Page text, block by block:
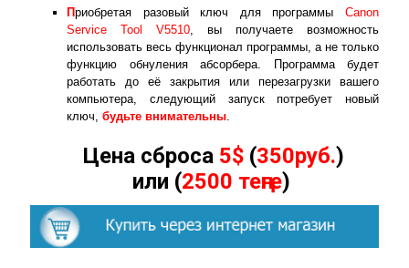
Приобретая разовый ключ для программы Canon
Service Tool V5510, вы получаете возможность
использовать весь функционал программы, а не только
функцию обнуления абсорбера. Программа будет
работать до её закрытия или перезагрузки вашего
компьютера, следующий запуск потребует новый
ключ, будьте внимательны.
Цена сброса 5$ (350руб.)
или (2500 теңге)